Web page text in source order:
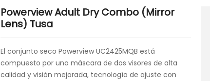
Powerview Adult Dry Combo (Mirror
Lens) Tusa
El conjunto seco Powerview UC2425MQB está
compuesto por una máscara de dos visores de alta
calidad y visión mejorada, tecnología de ajuste con